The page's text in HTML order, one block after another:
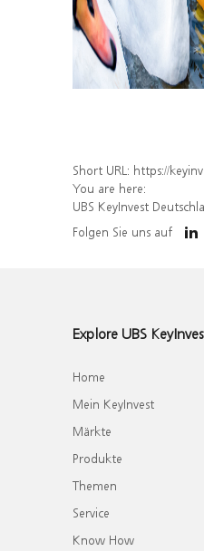
Short URL: https://keyinvest-
You are here:
UBS KeyInvest
Folgen Sie uns auf
Explore UBS
Home
Mein KeyInvest
Märkte
Produkte
Themen
Service
Know How